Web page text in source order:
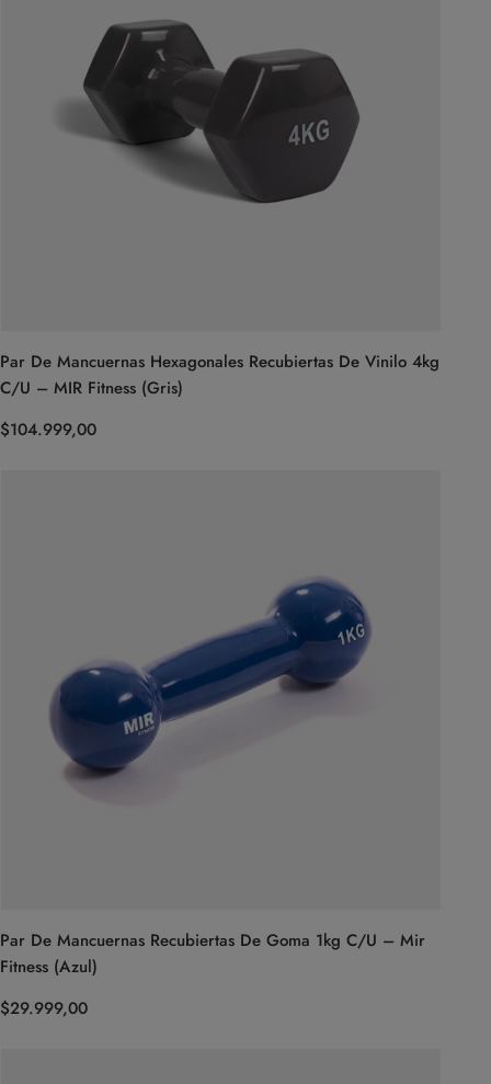
Par De Mancuernas Hexagonales Recubiertas De Vinilo 4kg
C/U – MIR Fitness (Gris)
$104.999,00
Par De Mancuernas Recubiertas De Goma 1kg C/U – Mir
Fitness (Azul)
$29.999,00